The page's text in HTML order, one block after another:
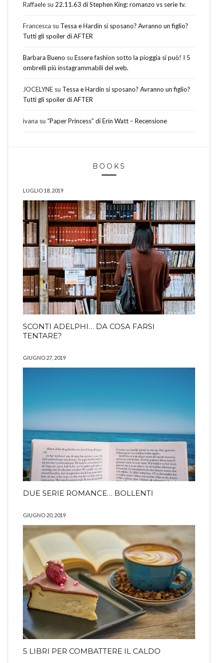
Raffaele su 22.11.63 di Stephen King: romanzo vs serie tv.
Francesca su Tessa e Hardin si sposano? Avranno un figlio?
Tutti gli spoiler di AFTER
Barbara Bueno su Essere fashion sotto la pioggia si può! I 5
ombrelli più instagrammabili del web.
JOCELYNE su Tessa e Hardin si sposano? Avranno un figlio?
Tutti gli spoiler di AFTER
ivana su “Paper Princess” di Erin Watt – Recensione
BOOKS
LUGLIO 18, 2019
SCONTI ADELPHI… DA COSA FARSI
TENTARE?
GIUGNO 27, 2019
DUE SERIE ROMANCE… BOLLENTI
GIUGNO 20, 2019
5 LIBRI PER COMBATTERE IL CALDO